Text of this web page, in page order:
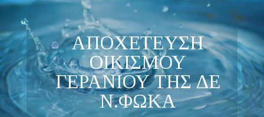
ΑΠΟΧΕΤΕΥΣΗ
ΟΙΚΙΣΜΟΥ
ΓΕΡΑΝΙΟΥ ΤΗΣ ΔΕ
Ν.ΦΩΚΑ